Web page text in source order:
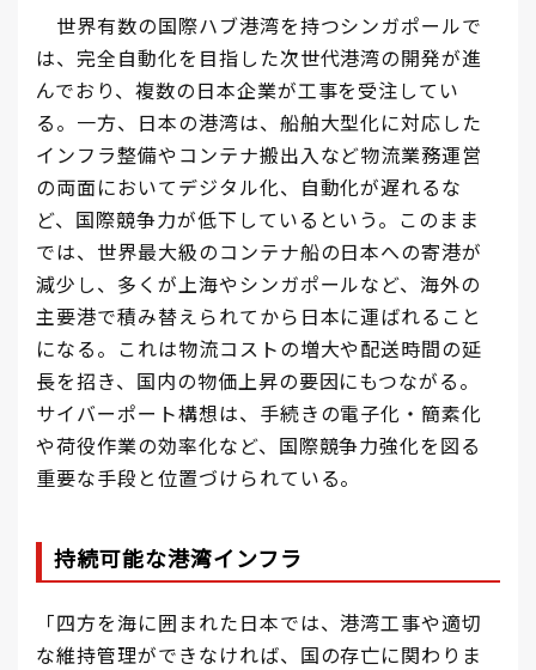
世界有数の国際ハブ港湾を持つシンガポールで
は、完全自動化を目指した次世代港湾の開発が進
んでおり、複数の日本企業が工事を受注してい
る。一方、日本の港湾は、船舶大型化に対応した
インフラ整備やコンテナ搬出入など物流業務運営
の両面においてデジタル化、自動化が遅れるな
ど、国際競争力が低下しているという。このまま
では、世界最大級のコンテナ船の日本への寄港が
減少し、多くが上海やシンガポールなど、海外の
主要港で積み替えられてから日本に運ばれること
になる。これは物流コストの増大や配送時間の延
長を招き、国内の物価上昇の要因にもつながる。
サイバーポート構想は、手続きの電子化・簡素化
や荷役作業の効率化など、国際競争力強化を図る
重要な手段と位置づけられている。
持続可能な港湾インフラ
「四方を海に囲まれた日本では、港湾工事や適切
な維持管理ができなければ、国の存亡に関わりま